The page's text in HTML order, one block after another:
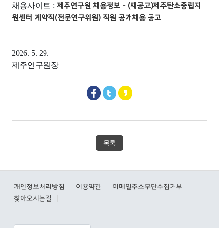
채용사이트 : 제주연구원 채용정보 - (재공고)제주탄소중립지
원센터 계약직(전문연구위원) 직원 공개채용 공고
2026. 5. 29.
제주연구원장
목록
개인정보처리방침 이용약관 이메일주소무단수집거부
찾아오시는길